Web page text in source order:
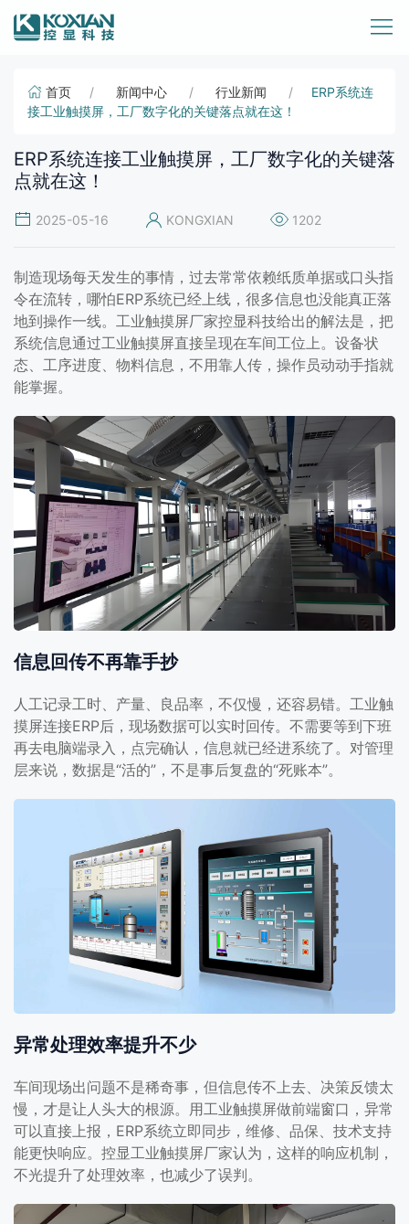
首页 新闻中心 行业新闻
ERP系统连
接工业触摸屏，工厂数字化的关键落点就在这！
ERP系统连接工业触摸屏，工厂数字化的关键落
点就在这！
2025-05-16 KONGXIAN 1202
制造现场每天发生的事情，过去常常依赖纸质单据或口头指
令在流转，哪怕ERP系统已经上线，很多信息也没能真正落
地到操作一线。工业触摸屏厂家控显科技给出的解法是，把
系统信息通过工业触摸屏直接呈现在车间工位上。设备状
态、工序进度、物料信息，不用靠人传，操作员动动手指就
能掌握。
信息回传不再靠手抄
人工记录工时、产量、良品率，不仅慢，还容易错。工业触
摸屏连接ERP后，现场数据可以实时回传。不需要等到下班
再去电脑端录入，点完确认，信息就已经进系统了。对管理
层来说，数据是“活的”，不是事后复盘的“死账本”。
异常处理效率提升不少
车间现场出问题不是稀奇事，但信息传不上去、决策反馈太
慢，才是让人头大的根源。用工业触摸屏做前端窗口，异常
可以直接上报，ERP系统立即同步，维修、品保、技术支持
能更快响应。控显工业触摸屏厂家认为，这样的响应机制，
不光提升了处理效率，也减少了误判。